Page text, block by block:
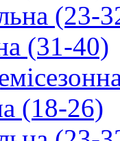
(23-
(31-40)
(18-26)